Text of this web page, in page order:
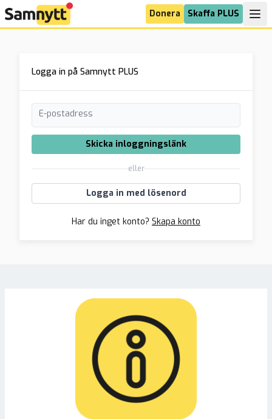
Donera Skaffa PLUS
Logga in på Samnytt PLUS
E-postadress
Skicka inloggningslänk
eller
Logga in med lösenord
Har du inget konto? Skapa konto